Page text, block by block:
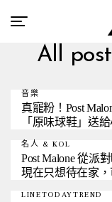
All
音樂
真寵粉！Post
「原味球鞋」送給
名人 & KOL
Post Malone 從派
現在只想待在家
LINETODAYTREND